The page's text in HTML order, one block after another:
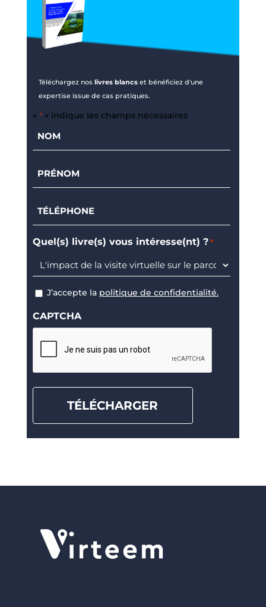
Téléchargez noslivres blancset bénéficiez d'une
expertise issue de cas pratiques.
« *» indique les champs nécessaires
Prénom
Téléphone
Quel(s) livre(s) vous intéresse(nt) ? *
RGPDJ’accepte la politique de confidentialité.
CAPTCHA